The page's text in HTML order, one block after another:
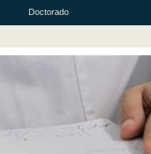
Doctorado